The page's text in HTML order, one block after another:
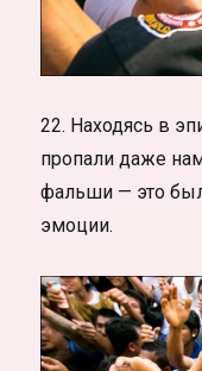
22. Находясь в
пропали даже
фальши — это
эмоции.